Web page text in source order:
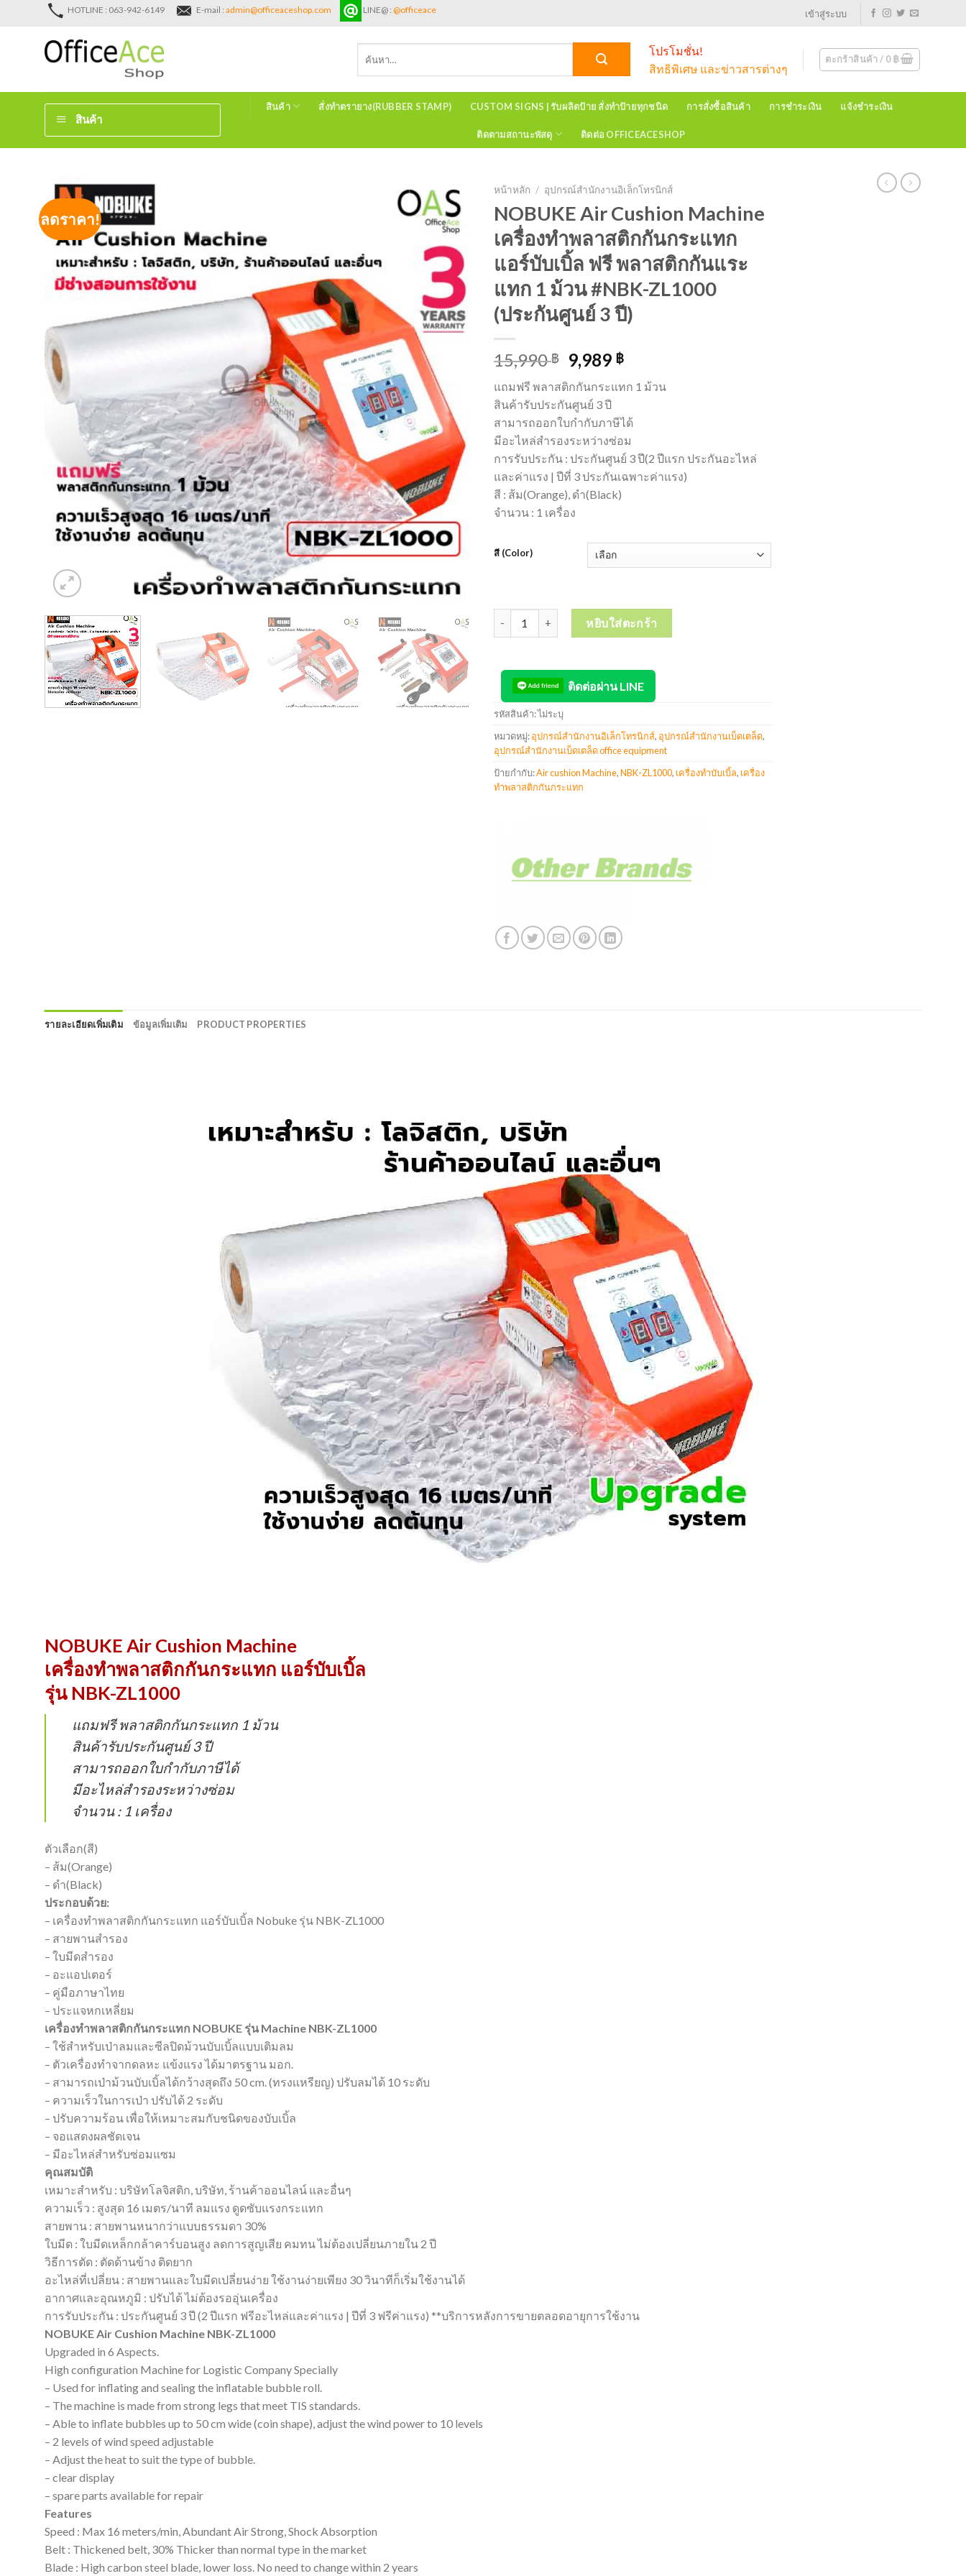
HOTLINE : 063-942-6149 E-mail : admin@officeaceshop.com LINE@ : @officeace เข้าสู่ระบบ
โปรโมชั่น!
สิทธิพิเศษ และข่าวสารต่างๆ
ตะกร้าสินค้า / 0฿
สินค้า
สินค้า สั่งทำตรายาง(RUBBER STAMP) CUSTOM SIGNS | รับผลิตป้าย สั่งทำป้ายทุกชนิด การสั่งซื้อสินค้า การชำระเงิน แจ้งชำระเงิน
ติดตามสถานะพัสดุ ติดต่อ OFFICEACESHOP
ลดราคา!
หน้าหลัก / อุปกรณ์สำนักงานอิเล็กโทรนิกส์
NOBUKE Air Cushion Machine
เครื่องทําพลาสติกกันกระแทก
แอร์บับเบิ้ล ฟรี พลาสติกกันแระ
แทก 1 ม้วน #NBK-ZL1000
(ประกันศูนย์ 3 ปี)
15,990฿ 9,989 ฿
แถมฟรี พลาสติกกันกระแทก 1 ม้วน
สินค้ารับประกันศูนย์ 3 ปี
สามารถออกใบกำกับภาษีได้
มีอะไหล่สำรองระหว่างซ่อม
การรับประกัน : ประกันศูนย์ 3 ปี(2 ปีแรก ประกันอะไหล่
และค่าแรง | ปีที่ 3 ประกันเฉพาะค่าแรง)
สี : ส้ม(Orange), ดำ(Black)
จำนวน : 1 เครื่อง
สี (Color)
จำนวน NOBUKE Air Cushion Machine เครื่องทําพลาสติกกันกระแทก แอร์บับเบิ้ล ฟรี พลาสติกกันแระแท
หยิบใส่ตะกร้า
ติดต่อผ่าน LINE
รหัสสินค้า:ไม่ระบุ
หมวดหมู่:อุปกรณ์สำนักงานอิเล็กโทรนิกส์, อุปกรณ์สำนักงานเบ็ดเตล็ด,
อุปกรณ์สำนักงานเบ็ดเตล็ด office equipment
ป้ายกำกับ:Air cushion Machine,NBK-ZL1000, เครื่องทำบับเบิ้ล, เครื่อง
ทำพลาสติกกันกระแทก
รายละเอียดเพิ่มเติม ข้อมูลเพิ่มเติม PRODUCT PROPERTIES
NOBUKE Air Cushion Machine
เครื่องทําพลาสติกกันกระแทก แอร์บับเบิ้ล
รุ่น NBK-ZL1000
แถมฟรี พลาสติกกันกระแทก 1 ม้วน
สินค้ารับประกันศูนย์ 3 ปี
สามารถออกใบกำกับภาษีได้
มีอะไหล่สำรองระหว่างซ่อม
จำนวน : 1 เครื่อง
ตัวเลือก(สี)
– ส้ม(Orange)
– ดำ(Black)
ประกอบด้วย:
– เครื่องทําพลาสติกกันกระแทก แอร์บับเบิ้ล Nobuke รุ่น NBK-ZL1000
– สายพานสำรอง
– ใบมีดสำรอง
– อะแอปเตอร์
– คู่มือภาษาไทย
– ประแจหกเหลี่ยม
เครื่องทำพลาสติกกันกระแทก NOBUKE รุ่น Machine NBK-ZL1000
– ใช้สำหรับเป่าลมและซีลปิดม้วนบับเบิ้ลแบบเติมลม
– ตัวเครื่องทำจากดลหะ แข้งแรง ได้มาตรฐาน มอก.
– สามารถเป่าม้วนบับเบิ้ลได้กว้างสุดถึง 50 cm. (ทรงเเหรียญ) ปรับลมได้ 10 ระดับ
– ความเร็วในการเป่า ปรับได้ 2 ระดับ
– ปรับความร้อน เพื่อให้เหมาะสมกับชนิดของบับเบิ้ล
– จอแสดงผลชัดเจน
– มีอะไหล่สำหรับซ่อมแซม
คุณสมบัติ
เหมาะสำหรับ : บริษัทโลจิสติก, บริษัท, ร้านค้าออนไลน์ และอื่นๆ
ความเร็ว : สูงสุด 16 เมตร/นาที ลมแรง ดูดซับแรงกระแทก
สายพาน : สายพานหนากว่าแบบธรรมดา 30%
ใบมีด : ใบมีดเหล็กกล้าคาร์บอนสูง ลดการสูญเสีย คมทน ไม่ต้องเปลี่ยนภายใน 2 ปี
วิธีการตัด : ตัดด้านข้าง ติดยาก
อะไหล่ที่เปลี่ยน : สายพานและใบมีดเปลี่ยนง่าย ใช้งานง่ายเพียง 30 วินาทีก็เริ่มใช้งานได้
อากาศและอุณหภูมิ : ปรับได้ ไม่ต้องรออุ่นเครื่อง
การรับประกัน : ประกันศูนย์ 3 ปี (2 ปีแรก ฟรีอะไหล่และค่าแรง | ปีที่ 3 ฟรีค่าแรง) **บริการหลังการขายตลอดอายุการใช้งาน
NOBUKE Air Cushion Machine NBK-ZL1000
Upgraded in 6 Aspects.
High configuration Machine for Logistic Company Specially
– Used for inflating and sealing the inflatable bubble roll.
– The machine is made from strong legs that meet TIS standards.
– Able to inflate bubbles up to 50 cm wide (coin shape), adjust the wind power to 10 levels
– 2 levels of wind speed adjustable
– Adjust the heat to suit the type of bubble.
– clear display
– spare parts available for repair
Features
Speed : Max 16 meters/min, Abundant Air Strong, Shock Absorption
Belt : Thickened belt, 30% Thicker than normal type in the market
Blade : High carbon steel blade, lower loss. No need to change within 2 years